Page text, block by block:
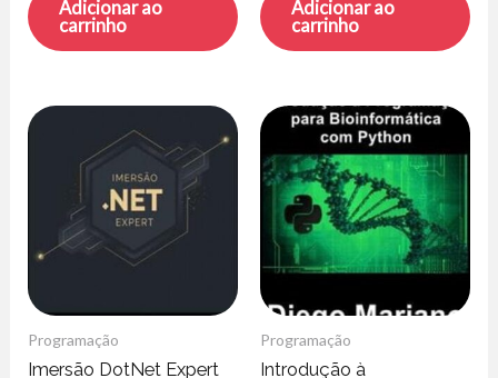
Adicionar ao
carrinho
Adicionar ao
carrinho
Programação
Imersão DotNet Expert
Programação
Introdução à